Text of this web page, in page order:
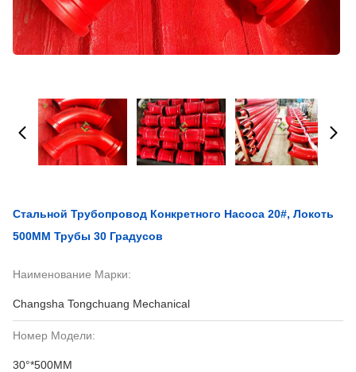
Стальной Трубопровод Конкретного Насоса 20#, Локоть
500MM Трубы 30 Градусов
Наименование Марки:
Changsha Tongchuang Mechanical
Номер Модели:
30°*500MM